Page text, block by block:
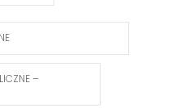
–